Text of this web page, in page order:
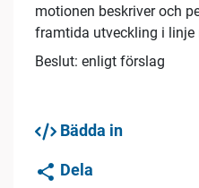
motionen beskriver och
framtida utveckling i
Beslut: enligt förslag
Bädda in
Dela